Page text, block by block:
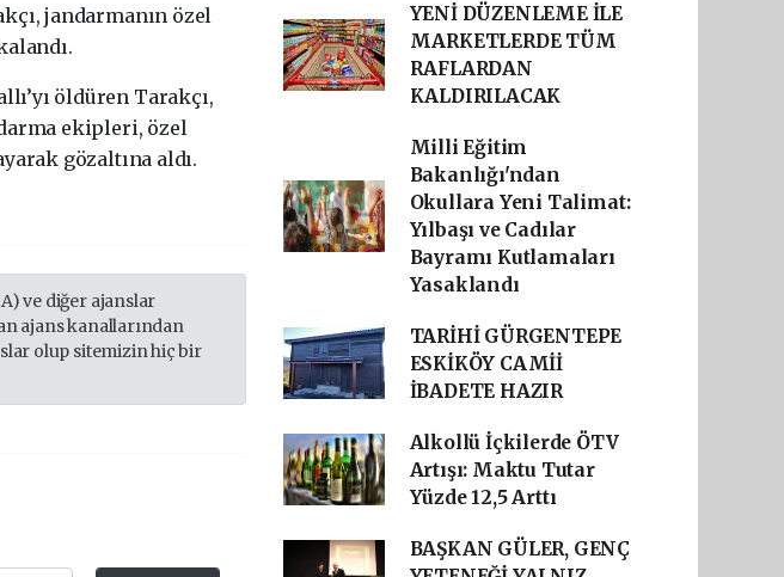
jandarmanın özel
öldüren Tarakçı,
ekipleri, özel
gözaltına aldı.
ve diğer ajanslar
ajans kanallarından
olup sitemizin hiç bir
YENİ DÜZENLEME İLE
MARKETLERDE TÜM
RAFLARDAN
KALDIRILACAK
Milli Eğitim
Bakanlığı'ndan
Okullara Yeni Talimat:
Yılbaşı ve Cadılar
Bayramı Kutlamaları
Yasaklandı
TARİHİ GÜRGENTEPE
ESKİKÖY CAMİİ
İBADETE HAZIR
Alkollü İçkilerde ÖTV
Artışı: Maktu Tutar
Yüzde 12,5 Arttı
BAŞKAN GÜLER, GENÇ